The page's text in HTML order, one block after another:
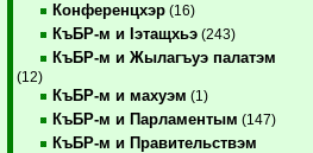
Конференцхэр (16)
КъБР-м и Iэтащхьэ (243)
КъБР-м и Жылагъуэ палатэм
(12)
КъБР-м и махуэм (1)
КъБР-м и Парламентым (147)
КъБР-м и Правительствэм